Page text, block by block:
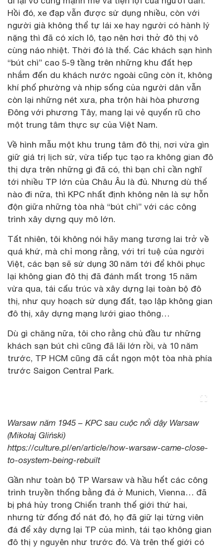
Hồi đó, xe đạp vẫn được sử dụng nhiều, còn với
người già không thể tự lái xe hay người có hành lý
nặng thì đã có xích lô, tạo nên hơi thở đô thị vô
cùng náo nhiệt. Thời đó là thế. Các khách sạn hình
“bút chì” cao 5-9 tầng trên những khu đất hẹp
nhắm đến du khách nước ngoài cũng còn ít, không
khí phố phường và nhịp sống của người dân vẫn
còn lại những nét xưa, pha trộn hài hòa phương
Đông với phương Tây, mang lại vẻ quyến rũ cho
một trung tâm thực sự của Việt Nam.
Về hình mẫu một khu trung tâm đô thị, nơi vừa gìn
giữ giá trị lịch sử, vừa tiếp tục tạo ra không gian đô
thị dựa trên những gì đã có, thì bạn chỉ cần nghĩ
tới nhiều TP lớn của Châu Âu là đủ. Nhưng dù thế
nào đi nữa, thì KPC nhất định không nên là sự hỗn
độn giữa những tòa nhà “bút chì” với các công
trình xây dựng quy mô lớn.
Tất nhiên, tôi không nói hãy mang tương lai trở về
quá khứ, mà chỉ mong rằng, với trí tuệ của người
Việt, các bạn sẽ sử dụng 30 năm tới để khôi phục
lại không gian đô thị đã đánh mất trong 15 năm
vừa qua, tái cấu trúc và xây dựng lại toàn bộ đô
thị, như quy hoạch sử dụng đất, tạo lập không gian
đô thị, xây dựng mạng lưới giao thông…
Dù gì chăng nữa, tôi cho rằng chủ đầu tư những
khách sạn bút chì cũng đã lãi lớn rồi, và 10 năm
trước, TP HCM cũng đã cắt ngọn một tòa nhà phía
trước Saigon Central Park.
Warsaw năm 1945 – KPC sau cuộc nổi dậy Warsaw
(Mikołaj Gliński)
https://culture.pl/en/article/how-warsaw-came-close-
to-osystem-being-rebuilt
Gần như toàn bộ TP Warsaw và hầu hết các công
trình truyền thống bằng đá ở Munich, Vienna… đã
bị phá hủy trong Chiến tranh thế giới thứ hai,
nhưng từ đống đổ nát đó, họ đã giữ lại từng viên
đá để xây dựng lại TP của mình, tái tạo không gian
đô thị y nguyên như trước đó. Và trên thế giới có